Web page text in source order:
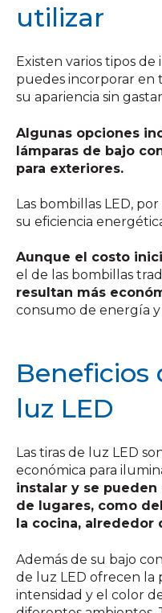
utilizar
Existen varios tipos
puedes incorporar en
su apariencia sin
Algunas opciones
lámparas de bajo
para exteriores.
Las bombillas LED,
su eficiencia
Aunque el costo
el de las bombillas
resultan más
consumo de energía
Beneficios
luz LED
Las tiras de luz LED
económica para
instalar y se pueden
de lugares, como
la cocina, alrededor
Además de su bajo
de luz LED ofrecen la
intensidad y el color